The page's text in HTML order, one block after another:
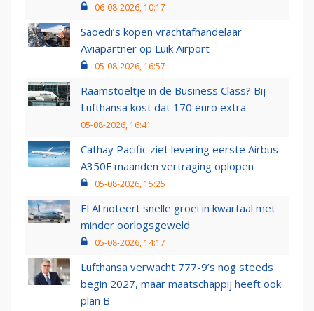
06-08-2026, 10:17
Saoedi’s kopen vrachtafhandelaar
Aviapartner op Luik Airport
05-08-2026, 16:57
Raamstoeltje in de Business Class? Bij
Lufthansa kost dat 170 euro extra
05-08-2026, 16:41
Cathay Pacific ziet levering eerste Airbus
A350F maanden vertraging oplopen
05-08-2026, 15:25
El Al noteert snelle groei in kwartaal met
minder oorlogsgeweld
05-08-2026, 14:17
Lufthansa verwacht 777-9’s nog steeds
begin 2027, maar maatschappij heeft ook
plan B